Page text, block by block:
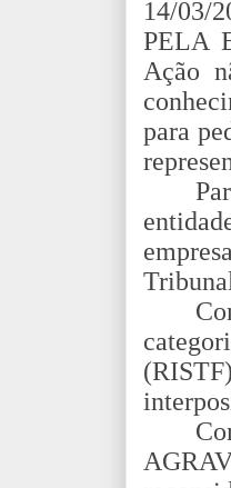
14/03/
PELA
Ação
para